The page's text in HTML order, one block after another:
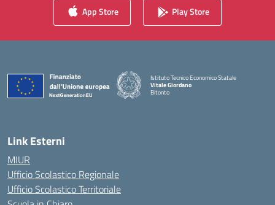
App Store Play Store
Istituto Tecnico Economico Statale
Vitale Giordano
Bitonto
Link Esterni
MIUR
Ufficio Scolastico Regionale
Ufficio Scolastico Territoriale